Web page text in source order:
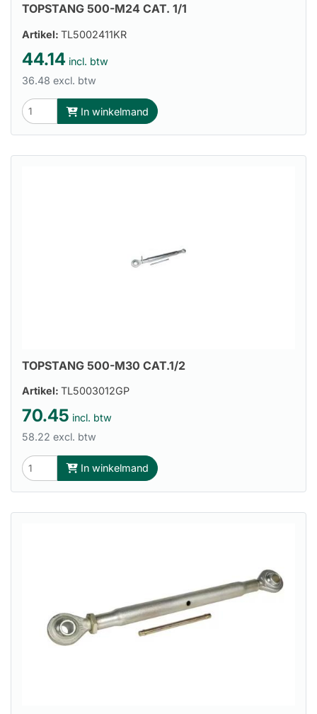
TOPSTANG 500-M24 CAT. 1/1
Artikel: TL5002411KR
44.14 incl. btw
36.48 excl. btw
In winkelmand
TOPSTANG 500-M30 CAT.1/2
Artikel: TL5003012GP
70.45 incl. btw
58.22 excl. btw
In winkelmand